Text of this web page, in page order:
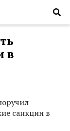
в
санкции в